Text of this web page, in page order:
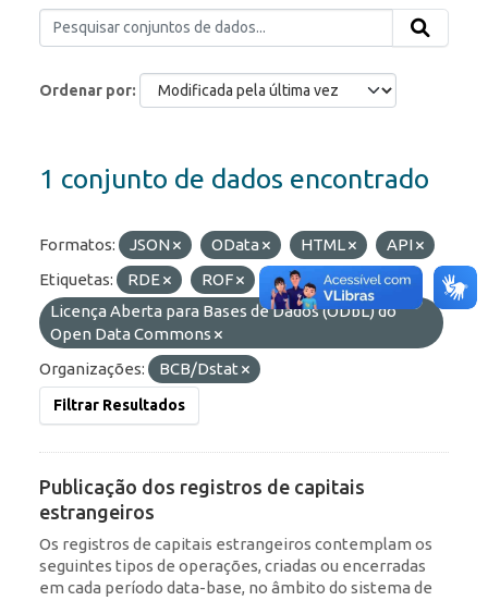
Ordenar por
1 conjunto de dados encontrado
Formatos: JSON OData HTML
API
Etiquetas:
RDE ROF
Licenças:
Licença Aberta para Bases de Dados (ODbL) do
Open Data Commons
Organizações:
BCB/Dstat
Filtrar Resultados
Publicação dos registros de capitais
estrangeiros
Os registros de capitais estrangeiros contemplam os
seguintes tipos de operações, criadas ou encerradas
em cada período data-base, no âmbito do sistema de